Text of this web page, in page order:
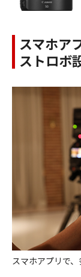
スマホア
ストロボ
スマホアプリで